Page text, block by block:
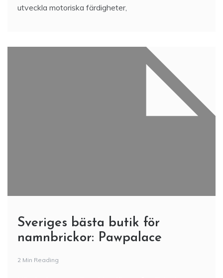
utveckla motoriska färdigheter,
Sveriges bästa butik för
namnbrickor: Pawpalace
2 Min Reading